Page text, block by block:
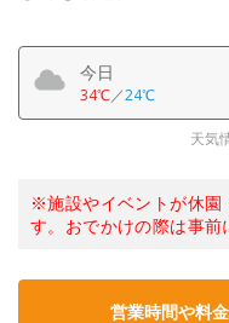
今日
34℃／24℃
天気
※施設やイベントが休園
す。おでかけの際は事前
営業時間や料